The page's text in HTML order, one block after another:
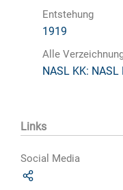
Entstehung
1919
Alle
NASL KK: NASL
Links
Social Media